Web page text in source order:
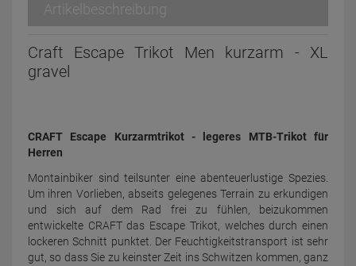
Artikelbeschreibung
Craft Escape Trikot Men kurzarm - XL
gravel
CRAFT Escape Kurzarmtrikot - legeres MTB-Trikot für
Herren
Montainbiker sind teilsunter eine abenteuerlustige Spezies.
Um ihren Vorlieben, abseits gelegenes Terrain zu erkundigen
und sich auf dem Rad frei zu fühlen, beizukommen
entwickelte CRAFT das Escape Trikot, welches durch einen
lockeren Schnitt punktet. Der Feuchtigkeitstransport ist sehr
gut, so dass Sie zu keinster Zeit ins Schwitzen kommen, ganz